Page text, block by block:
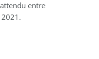
entre